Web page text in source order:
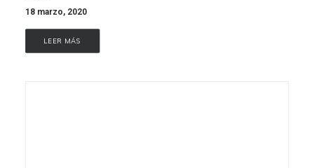
18 marzo, 2020
LEER MÁS